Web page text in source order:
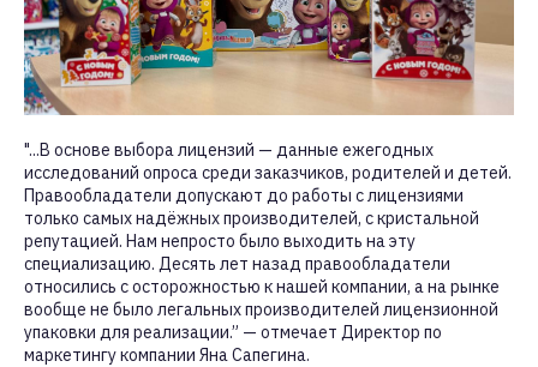
"...В основе выбора лицензий — данные ежегодных
исследований опроса среди заказчиков, родителей и детей.
Правообладатели допускают до работы с лицензиями
только самых надёжных производителей, с кристальной
репутацией. Нам непросто было выходить на эту
специализацию. Десять лет назад правообладатели
относились с осторожностью к нашей компании, а на рынке
вообще не было легальных производителей лицензионной
упаковки для реализации.” — отмечает Директор по
маркетингу компании Яна Сапегина.